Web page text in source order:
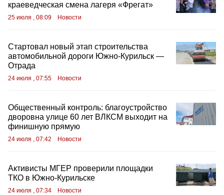
краеведческая смена лагеря «Фрегат»
25 июля , 08:09 Новости
Стартовал новый этап строительства
автомобильной дороги Южно‑Курильск —
Отрада
24 июля , 07:55 Новости
Общественный контроль: благоустройство
дворовна улице 60 лет ВЛКСМ выходит на
финишную прямую
24 июля , 07:42 Новости
Активисты МГЕР проверили площадки
ТКО в Южно-Курильске
24 июля , 07:34 Новости